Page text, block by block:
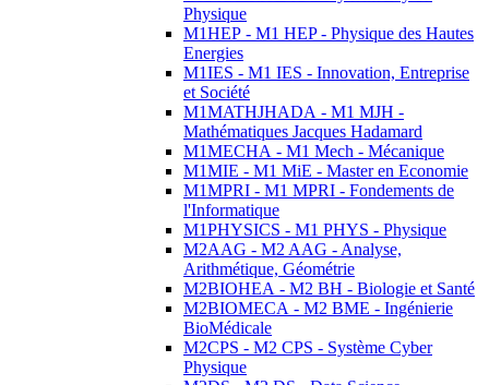
Physique
M1HEP - M1 HEP - Physique des Hautes
Energies
M1IES - M1 IES - Innovation, Entreprise
et Société
M1MATHJHADA - M1 MJH -
Mathématiques Jacques Hadamard
M1MECHA - M1 Mech - Mécanique
M1MIE - M1 MiE - Master en Economie
M1MPRI - M1 MPRI - Fondements de
l'Informatique
M1PHYSICS - M1 PHYS - Physique
M2AAG - M2 AAG - Analyse,
Arithmétique, Géométrie
M2BIOHEA - M2 BH - Biologie et Santé
M2BIOMECA - M2 BME - Ingénierie
BioMédicale
M2CPS - M2 CPS - Système Cyber
Physique